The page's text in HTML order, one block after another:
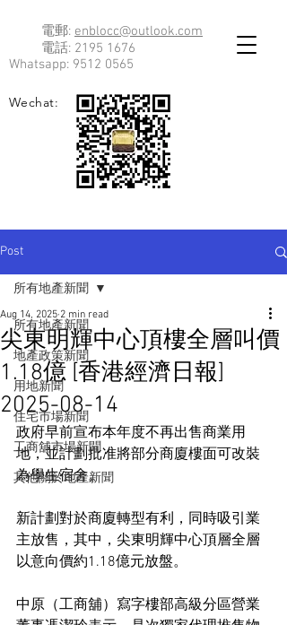
電郵: enblocc@outlook.com
電話: 2195 1676
Whatsapp: 9512 0565
Wechat:
Post
所有地產新聞
地產政策新聞
用地新聞
住宅市場新聞
工商舖市場新聞
其他關於地產新聞
所有地產新聞
尖東明輝中心頂樓全層叫價
1.18億 [香港經濟日報]
2025-08-14
Aug 14, 2025 2 min read
政府早前宣布本年度不再出售商業用
地，並計劃批准將部分商廈樓面可改裝
為學生宿舍。
新計劃對於商廈轉型有利，同時吸引業
主放售，其中，尖東明輝中心頂層全層
以意向價約1.18億元放盤。
中原（工商舖）寫字樓部高級分區營業